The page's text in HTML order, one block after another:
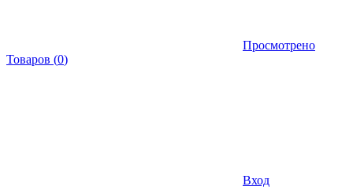
Просмотрено
Товаров (0)
Вход